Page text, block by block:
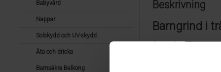
Babyvård
Nappar
Solskydd och UV-skydd
Äta och dricka
Barnsäkra Balkong
Beskrivning
Barngrind i
SafetyGate Pontus
att montera i trappor
med tillbehör). I